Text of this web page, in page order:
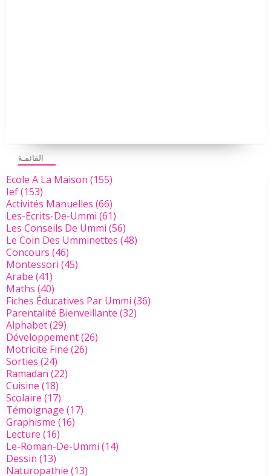
القائمـة
Ecole A La Maison (155)
Ief(153)
Activités Manuelles (66)
Les-Ecrits-De-Ummi (61)
Les Conseils De Ummi (56)
Le Coin Des Umminettes (48)
Concours (46)
Montessori (45)
Arabe (41)
Maths (40)
Fiches Éducatives Par Ummi (36)
Parentalité Bienveillante (32)
Alphabet(29)
Développement(26)
Motricite Fine (26)
Sorties (24)
Ramadan (22)
Cuisine (18)
Scolaire (17)
Témoignage (17)
Graphisme (16)
Lecture (16)
Le-Roman-De-Ummi (14)
Dessin (13)
Naturopathie (13)